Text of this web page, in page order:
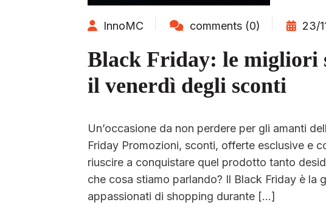
InnoMC comments (0) 23/
Black Friday: le migliori
il venerdì degli sconti
Un’occasione da non perdere per gli amanti
Friday Promozioni, sconti, offerte esclusive e
riuscire a conquistare quel prodotto tanto
che cosa stiamo parlando? Il Black Friday è la
appassionati di shopping durante […]